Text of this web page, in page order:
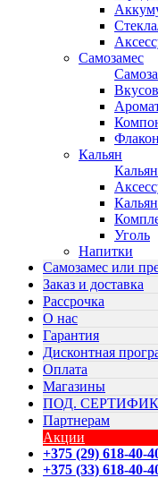
Самозамес
Кальян
Кальян
Уголь
Напитки
Самозамес или
Заказ и доставка
Рассрочка
О нас
Гарантия
Дисконтная
Оплата
Магазины
ПОД.
Партнерам
Акции
+375 (29) 618-40-
+375 (33) 618-40-